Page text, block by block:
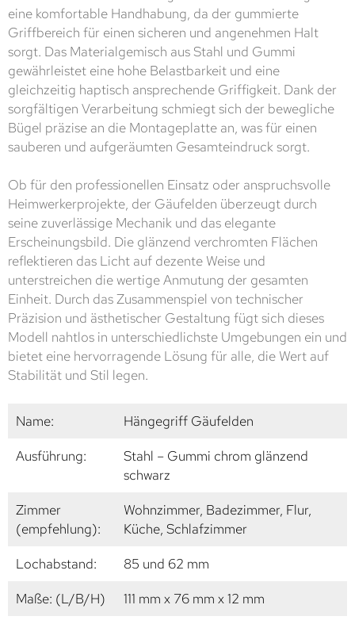
eine komfortable Handhabung, da der gummierte
Griffbereich für einen sicheren und angenehmen Halt
sorgt. Das Materialgemisch aus Stahl und Gummi
gewährleistet eine hohe Belastbarkeit und eine
gleichzeitig haptisch ansprechende Griffigkeit. Dank der
sorgfältigen Verarbeitung schmiegt sich der bewegliche
Bügel präzise an die Montageplatte an, was für einen
sauberen und aufgeräumten Gesamteindruck sorgt.
Ob für den professionellen Einsatz oder anspruchsvolle
Heimwerkerprojekte, der Gäufelden überzeugt durch
seine zuverlässige Mechanik und das elegante
Erscheinungsbild. Die glänzend verchromten Flächen
reflektieren das Licht auf dezente Weise und
unterstreichen die wertige Anmutung der gesamten
Einheit. Durch das Zusammenspiel von technischer
Präzision und ästhetischer Gestaltung fügt sich dieses
Modell nahtlos in unterschiedlichste Umgebungen ein und
bietet eine hervorragende Lösung für alle, die Wert auf
Stabilität und Stil legen.
Name:
Hängegriff Gäufelden
Ausführung:
Stahl – Gummi chrom glänzend
schwarz
Zimmer
(empfehlung):
Wohnzimmer, Badezimmer, Flur,
Küche, Schlafzimmer
Lochabstand:
85 und 62 mm
Maße: (L/B/H)
111 mm x 76 mm x 12 mm